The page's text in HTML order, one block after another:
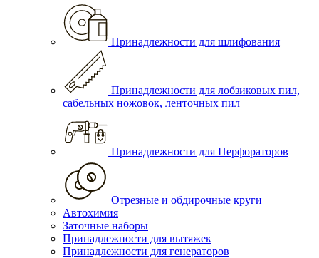
Принадлежности для шлифования
Принадлежности для лобзиковых пил,
сабельных ножовок, ленточных пил
Принадлежности для Перфораторов
Отрезные и обдирочные круги
Автохимия
Заточные наборы
Принадлежности для вытяжек
Принадлежности для генераторов